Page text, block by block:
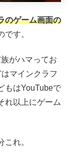
のゲーム画面の
です。
がハマってお
マインクラフ
もはYouTubeで
れ以上にゲーム
れ。